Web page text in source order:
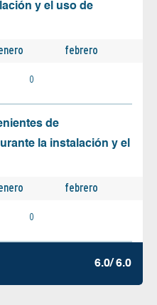
y el uso de
febrero
0
de
la instalación y el
febrero
0
6.0/ 6.0